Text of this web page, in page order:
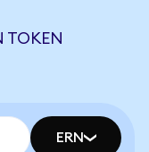
TOKEN
ERN